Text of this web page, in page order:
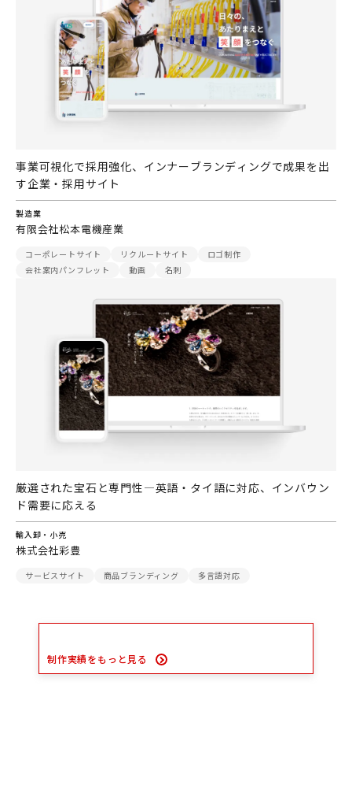
事業可視化で採用強化、インナーブランディングで成果を出
す企業・採用サイト
製造業
有限会社松本電機産業
コーポレートサイト リクルートサイト
ロゴ制作
会社案内パンフレット
動画 名刺
厳選された宝石と専門性―英語・タイ語に対応、インバウン
ド需要に応える
輸入卸・小売
株式会社彩豊
サービスサイト 商品ブランディング 多言語対応
制作実績をもっと見る